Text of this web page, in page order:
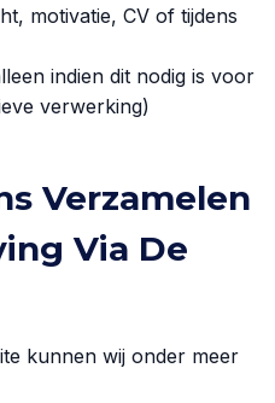
motivatie, CV of tijdens
indien dit nodig is voor
verwerking)
Verzamelen
Via De
kunnen wij onder meer